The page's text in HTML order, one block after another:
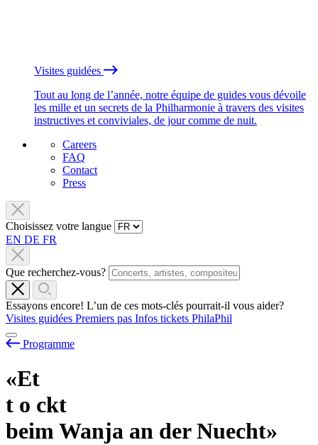
Visites guidées
Tout au long de l’année, notre équipe de guides vous dévoile
les mille et un secrets de la Philharmonie à travers des visites
instructives et conviviales, de jour comme de nuit.
Careers
FAQ
Contact
Press
Choisissez votre langue
EN DE FR
Que recherchez-vous?
Essayons encore! L’un de ces mots-clés pourrait-il vous aider?
Visites guidées Premiers pas Infos tickets PhilaPhil
Programme
«Et
t o ckt
beim Wanja an der Nuecht»